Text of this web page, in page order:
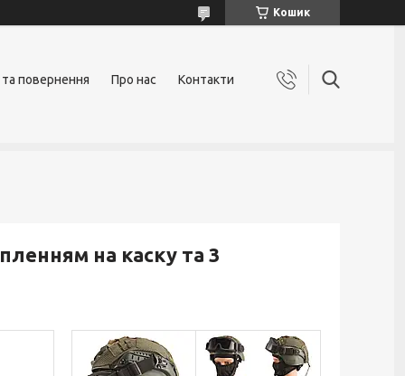
Кошик
повернення Про нас Контакти
на каску та 3